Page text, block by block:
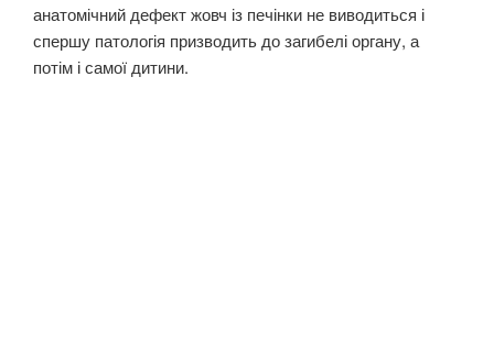
анатомічний дефект жовч із печінки не виводиться і
спершу патологія призводить до загибелі органу, а
потім і самої дитини.